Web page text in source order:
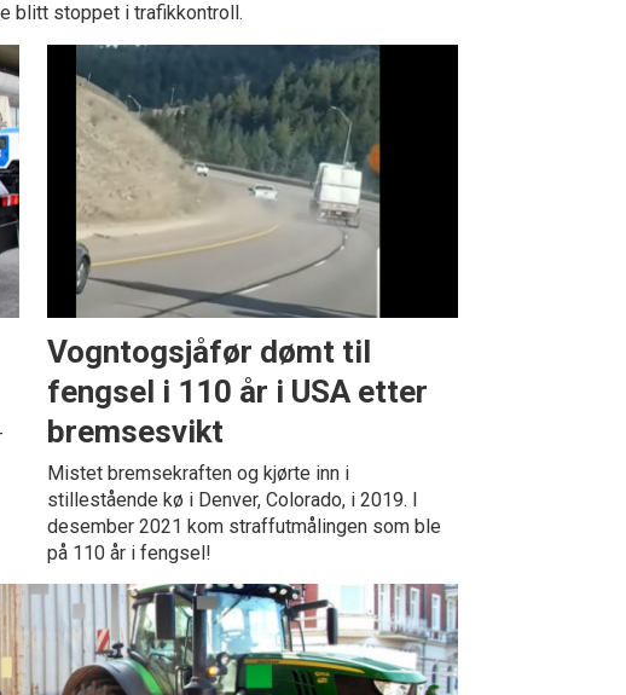
blitt stoppet i trafikkontroll.
Vogntogsjåfør dømt til
fengsel i 110 år i USA etter
bremsesvikt
Mistet bremsekraften og kjørte inn i
stillestående kø i Denver, Colorado, i 2019. I
desember 2021 kom straffutmålingen som ble
på 110 år i fengsel!